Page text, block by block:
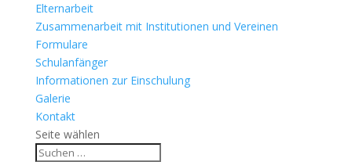
Elternarbeit
Zusammenarbeit mit Institutionen und Vereinen
Formulare
Schulanfänger
Informationen zur Einschulung
Galerie
Kontakt
Seite wählen